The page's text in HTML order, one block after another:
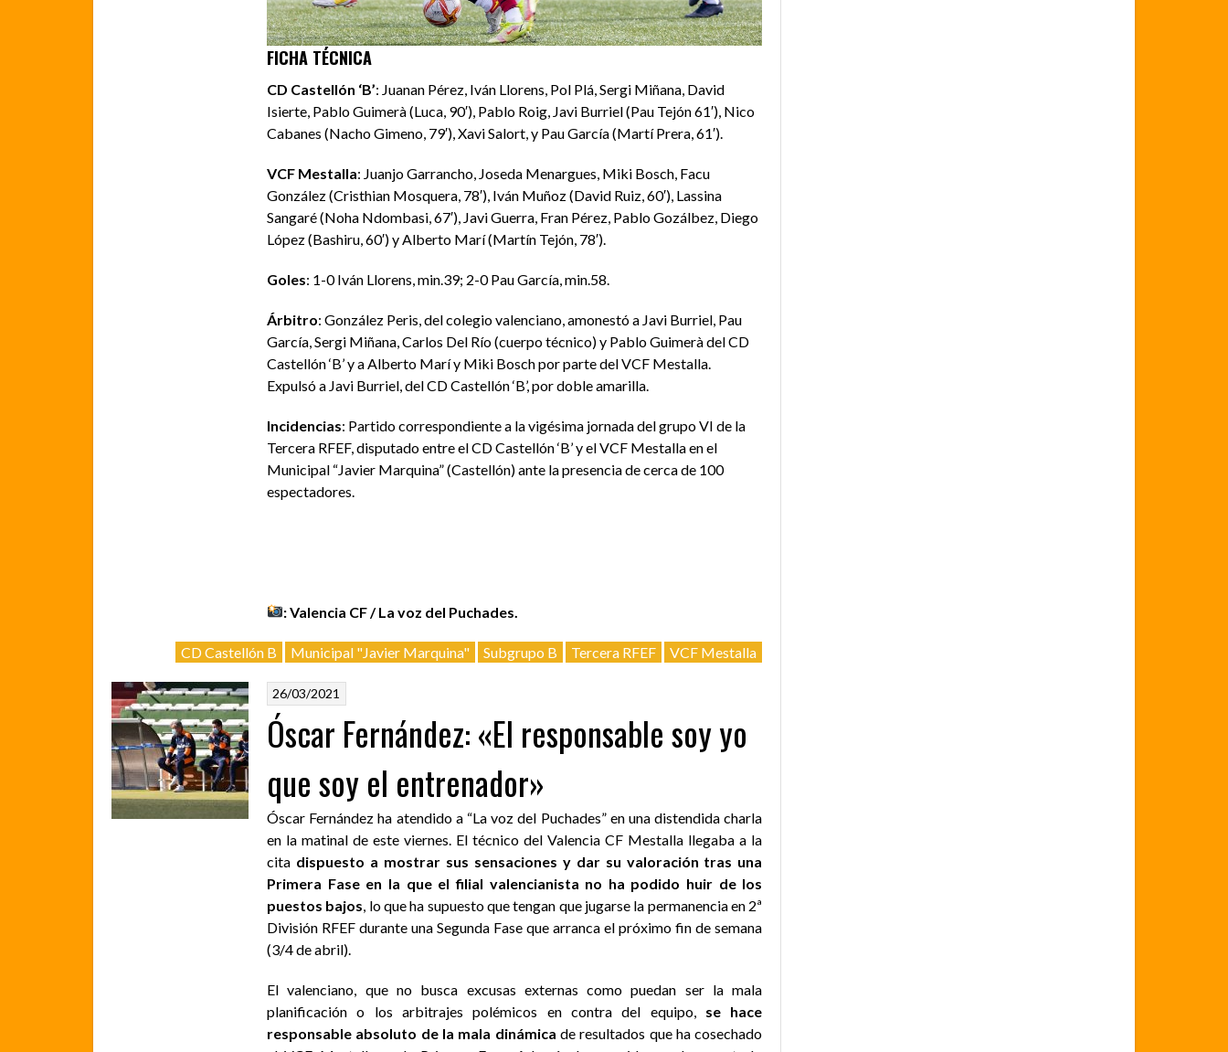
FICHA TÉCNICA
CD Castellón ‘B’: Juanan Pérez, Iván Llorens, Pol Plá, Sergi Miñana, David
Isierte, Pablo Guimerà (Luca, 90′), Pablo Roig, Javi Burriel (Pau Tejón 61′), Nico
Cabanes (Nacho Gimeno, 79′), Xavi Salort, y Pau García (Martí Prera, 61′).
VCF Mestalla: Juanjo Garrancho, Joseda Menargues, Miki Bosch, Facu
González (Cristhian Mosquera, 78′), Iván Muñoz (David Ruiz, 60′), Lassina
Sangaré (Noha Ndombasi, 67′), Javi Guerra, Fran Pérez, Pablo Gozálbez, Diego
López (Bashiru, 60′) y Alberto Marí (Martín Tejón, 78′).
Goles: 1-0 Iván Llorens, min.39; 2-0 Pau García, min.58.
Árbitro: González Peris, del colegio valenciano, amonestó a Javi Burriel, Pau
García, Sergi Miñana, Carlos Del Río (cuerpo técnico) y Pablo Guimerà del CD
Castellón ‘B’ y a Alberto Marí y Miki Bosch por parte del VCF Mestalla.
Expulsó a Javi Burriel, del CD Castellón ‘B’, por doble amarilla.
Incidencias: Partido correspondiente a la vigésima jornada del grupo VI de la
Tercera RFEF, disputado entre el CD Castellón ‘B’ y el VCF Mestalla en el
Municipal “Javier Marquina” (Castellón) ante la presencia de cerca de 100
espectadores.
: Valencia CF / La voz del Puchades.
CD Castellón B Municipal "Javier Marquina" Subgrupo B Tercera RFEF VCF Mestalla
26/03/2021
Óscar Fernández: «El responsable soy yo
que soy el entrenador»
Óscar Fernández ha atendido a “La voz del Puchades” en una distendida charla
en la matinal de este viernes. El técnico del Valencia CF Mestalla llegaba a la
cita dispuesto a mostrar sus sensaciones y dar su valoración tras una
Primera Fase en la que el filial valencianista no ha podido huir de los
puestos bajos, lo que ha supuesto que tengan que jugarse la permanencia en 2ª
División RFEF durante una Segunda Fase que arranca el próximo fin de semana
(3/4 de abril).
El valenciano, que no busca excusas externas como puedan ser la mala
planificación o los arbitrajes polémicos en contra del equipo, se hace
responsable absoluto de la mala dinámica de resultados que ha cosechado